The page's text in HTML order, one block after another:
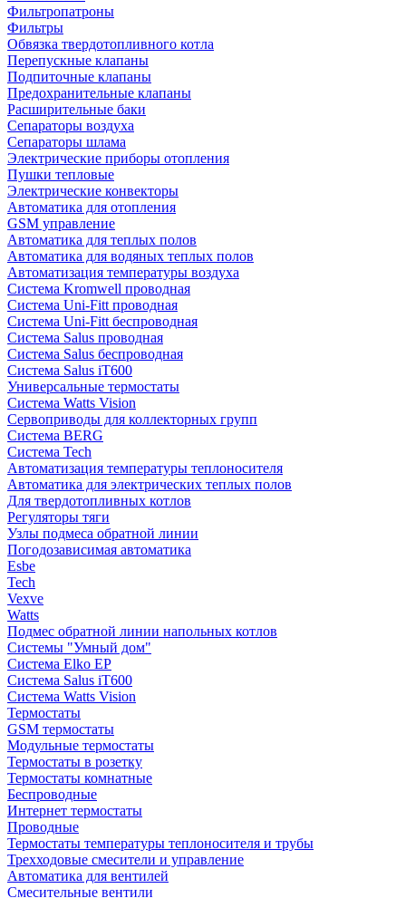
Фильтропатроны
Фильтры
Обвязка твердотопливного котла
Перепускные клапаны
Подпиточные клапаны
Предохранительные клапаны
Расширительные баки
Сепараторы воздуха
Сепараторы шлама
Электрические приборы отопления
Пушки тепловые
Электрические конвекторы
Автоматика для отопления
GSM управление
Автоматика для теплых полов
Автоматика для водяных теплых полов
Автоматизация температуры воздуха
Система Kromwell проводная
Система Uni-Fitt проводная
Система Uni-Fitt беспроводная
Система Salus проводная
Система Salus беспроводная
Система Salus iT600
Универсальные термостаты
Система Watts Vision
Сервоприводы для коллекторных групп
Система BERG
Система Tech
Автоматизация температуры теплоносителя
Автоматика для электрических теплых полов
Для твердотопливных котлов
Регуляторы тяги
Узлы подмеса обратной линии
Погодозависимая автоматика
Esbe
Tech
Vexve
Watts
Подмес обратной линии напольных котлов
Системы "Умный дом"
Система Elko EP
Система Salus iT600
Система Watts Vision
Термостаты
GSM термостаты
Модульные термостаты
Термостаты в розетку
Термостаты комнатные
Беспроводные
Интернет термостаты
Проводные
Термостаты температуры теплоносителя и трубы
Трехходовые смесители и управление
Автоматика для вентилей
Смесительные вентили